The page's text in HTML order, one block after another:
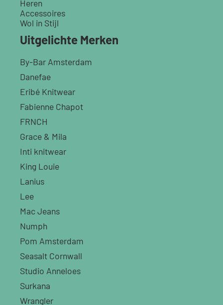
Heren
Accessoires
Wol in Stijl
Uitgelichte Merken
By-Bar Amsterdam
Danefae
Eribé Knitwear
Fabienne Chapot
FRNCH
Grace & Mila
Inti knitwear
King Louie
Lanius
Lee
Mac Jeans
Numph
Pom Amsterdam
Seasalt Cornwall
Studio Anneloes
Surkana
Wrangler